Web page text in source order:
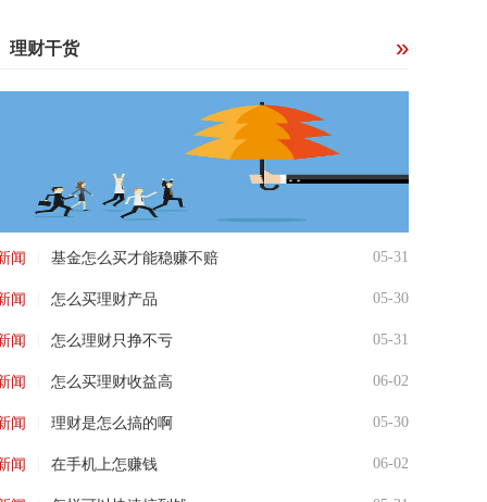
理财干货
闻 基金怎么买才能稳赚不赔 05-31
闻 怎么买理财产品 05-30
闻 怎么理财只挣不亏 05-31
闻 怎么买理财收益高 06-02
闻 理财是怎么搞的啊 05-30
闻 在手机上怎赚钱 06-02